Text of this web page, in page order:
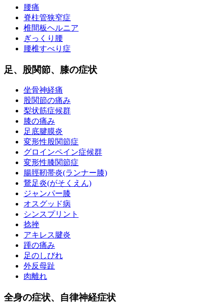
腰痛
脊柱管狭窄症
椎間板ヘルニア
ぎっくり腰
腰椎すべり症
足、股関節、膝の症状
坐骨神経痛
股関節の痛み
梨状筋症候群
膝の痛み
足底腱膜炎
変形性股関節症
グロインペイン症候群
変形性膝関節症
腸脛靭帯炎(ランナー膝)
鵞足炎(がそくえん)
ジャンパー膝
オスグッド病
シンスプリント
捻挫
アキレス腱炎
踵の痛み
足のしびれ
外反母趾
肉離れ
全身の症状、自律神経症状